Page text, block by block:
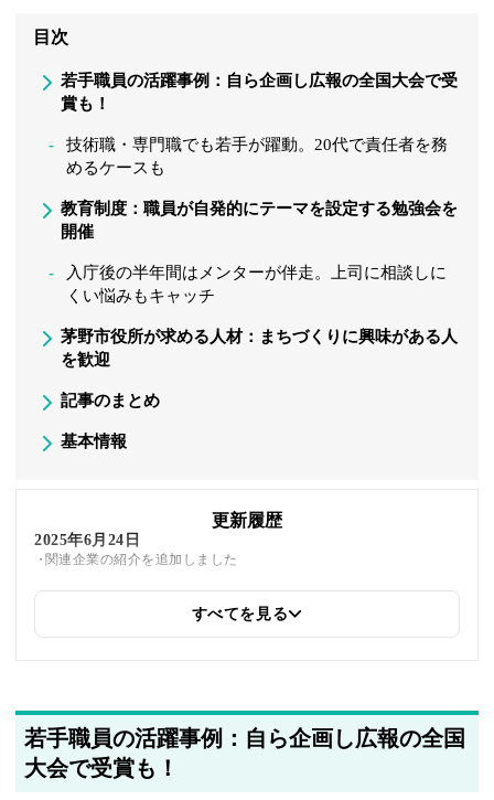
目次
若手職員の活躍事例：自ら企画し広報の全国大会で受
賞も！
技術職・専門職でも若手が躍動。20代で責任者を務
めるケースも
教育制度：職員が自発的にテーマを設定する勉強会を
開催
入庁後の半年間はメンターが伴走。上司に相談しに
くい悩みもキャッチ
茅野市役所が求める人材：まちづくりに興味がある人
を歓迎
記事のまとめ
基本情報
更新履歴
2025年6月24日
関連企業の紹介を追加しました
筆者情報を更新しました
すべてを見る
若手職員の活躍事例：自ら企画し広報の全国
大会で受賞も！